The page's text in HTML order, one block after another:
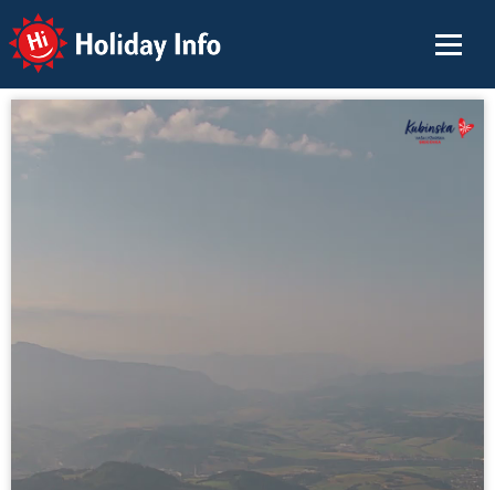
Holiday Info